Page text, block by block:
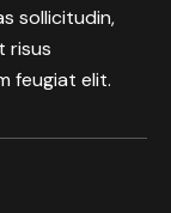
sollicitudin,
risus
feugiat elit.